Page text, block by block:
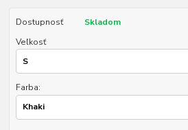
Dostupnosť
Skladom
Veľkosť
Farba: